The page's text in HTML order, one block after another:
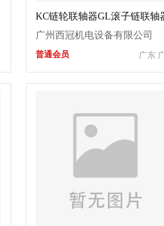
KC链轮联轴器GL滚子链联轴
厂家替代进口 高承载长寿命
连接器
广州西冠机电设备有限公司
广东
普通会员